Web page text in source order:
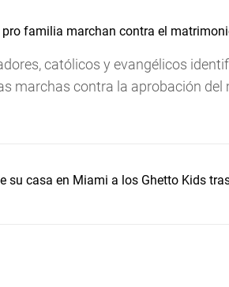
católicos y evangélicos
marchas contra la aprobación
su casa en Miami a los Ghetto Kids